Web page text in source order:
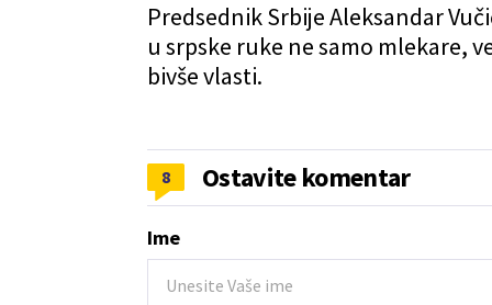
Predsednik Srbije Aleksandar
u srpske ruke ne samo mlekare,
bivše vlasti.
8 Ostavite komentar
Ime